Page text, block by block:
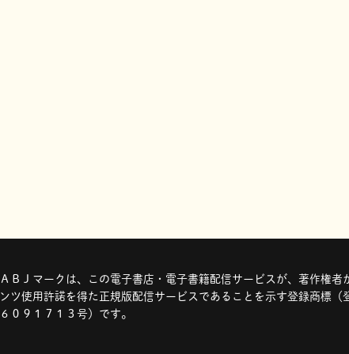
ＡＢＪマークは、この電子書店・電子書籍配信サービスが、著作権者
ンツ使用許諾を得た正規版配信サービスであることを示す登録商標（
６０９１７１３号）です。